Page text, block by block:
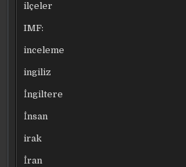
ilçeler
IMF:
inceleme
ingiliz
İngiltere
İnsan
irak
İran